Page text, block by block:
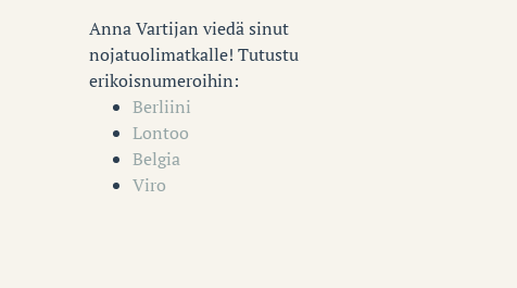
Anna Vartijan viedä sinut
nojatuolimatkalle! Tutustu
erikoisnumeroihin:
Berliini
Lontoo
Belgia
Viro